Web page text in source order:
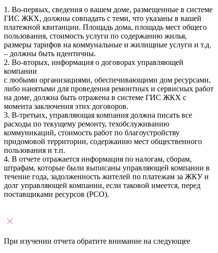
1. Во-первых, сведения о вашем доме, размещенные в системе
ГИС ЖКХ, должны совпадать с теми, что указаны в вашей
платежной квитанции. Площадь дома, площадь мест общего
пользования, стоимость услуги по содержанию жилья,
размеры тарифов на коммунальные и жилищные услуги и т.д.
– должны быть идентичны.
2. Во-вторых, информация о договорах управляющей
компании
с любыми организациями, обеспечивающими дом ресурсами,
либо нанятыми для проведения ремонтных и сервисных работ
на доме, должна быть отражена в системе ГИС ЖКХ с
момента заключения этих договоров.
3. В-третьих, управляющая компания должна писать все
расходы по текущему ремонту, техобслуживанию
коммуникаций, стоимость работ по благоустройству
придомовой территории, содержанию мест общественного
пользования и т.п.
4. В отчете отражается информация по налогам, сборам,
штрафам, которые были выписаны управляющей компании в
течение года, задолженность жителей по платежам за ЖКУ и
долг управляющей компании, если таковой имеется, перед
поставщиками ресурсов (РСО).
При изучении отчета обратите внимание на следующее